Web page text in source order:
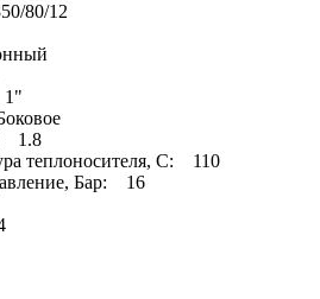
80/12
1"
1.8
теплоносителя, С: 110
Бар: 16